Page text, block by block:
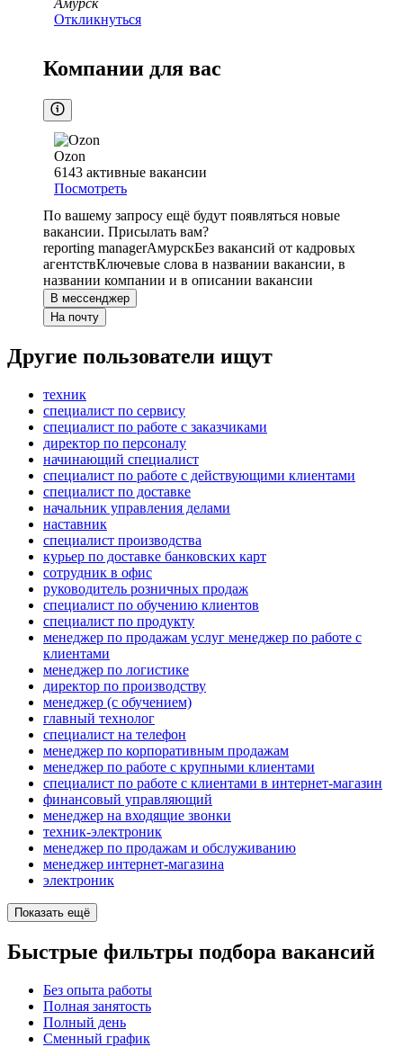
Амурск
Откликнуться
Компании для вас
Ozon
6143 активные вакансии
Посмотреть
По вашему запросу ещё будут появляться новые
вакансии. Присылать вам?
reporting managerАмурскБез вакансий от кадровых
агентствКлючевые слова в названии вакансии, в
названии компании и в описании вакансии
В мессенджер
На почту
Другие пользователи ищут
техник
специалист по сервису
специалист по работе с заказчиками
директор по персоналу
начинающий специалист
специалист по работе с действующими клиентами
специалист по доставке
начальник управления делами
наставник
специалист производства
курьер по доставке банковских карт
сотрудник в офис
руководитель розничных продаж
специалист по обучению клиентов
специалист по продукту
менеджер по продажам услуг менеджер по работе с
клиентами
менеджер по логистике
директор по производству
менеджер (с обучением)
главный технолог
специалист на телефон
менеджер по корпоративным продажам
менеджер по работе с крупными клиентами
специалист по работе с клиентами в интернет-магазин
финансовый управляющий
менеджер на входящие звонки
техник-электроник
менеджер по продажам и обслуживанию
менеджер интернет-магазина
электроник
Показать ещё
Быстрые фильтры подбора вакансий
Без опыта работы
Полная занятость
Полный день
Сменный график